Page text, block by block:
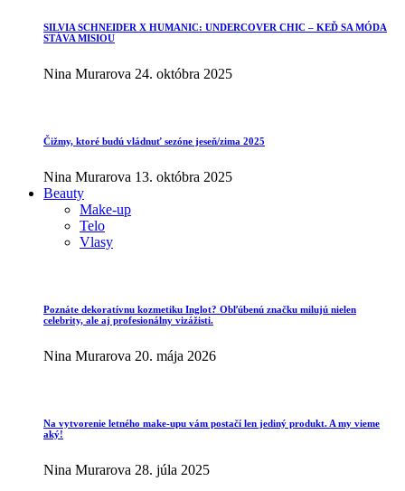
SILVIA SCHNEIDER X HUMANIC: UNDERCOVER CHIC – KEĎ SA MÓDA
STÁVA MISIOU
Nina Murarova 24. októbra 2025
Čižmy, ktoré budú vládnuť sezóne jeseň/zima 2025
Nina Murarova 13. októbra 2025
Beauty
Make-up
Telo
Vlasy
Poznáte dekoratívnu kozmetiku Inglot? Obľúbenú značku milujú nielen
celebrity, ale aj profesionálny vizážisti.
Nina Murarova 20. mája 2026
Na vytvorenie letného make-upu vám postačí len jediný produkt. A my vieme
aký!
Nina Murarova 28. júla 2025